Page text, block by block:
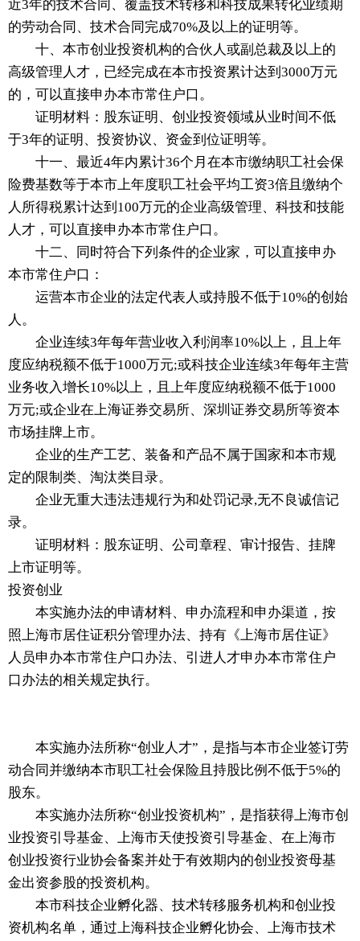
近3年的技术合同、覆盖技术转移和科技成果转化业绩期
的劳动合同、技术合同完成70%及以上的证明等。
十、本市创业投资机构的合伙人或副总裁及以上的
高级管理人才，已经完成在本市投资累计达到3000万元
的，可以直接申办本市常住户口。
证明材料：股东证明、创业投资领域从业时间不低
于3年的证明、投资协议、资金到位证明等。
十一、最近4年内累计36个月在本市缴纳职工社会保
险费基数等于本市上年度职工社会平均工资3倍且缴纳个
人所得税累计达到100万元的企业高级管理、科技和技能
人才，可以直接申办本市常住户口。
十二、同时符合下列条件的企业家，可以直接申办
本市常住户口：
运营本市企业的法定代表人或持股不低于10%的创始
人。
企业连续3年每年营业收入利润率10%以上，且上年
度应纳税额不低于1000万元;或科技企业连续3年每年主营
业务收入增长10%以上，且上年度应纳税额不低于1000
万元;或企业在上海证券交易所、深圳证券交易所等资本
市场挂牌上市。
企业的生产工艺、装备和产品不属于国家和本市规
定的限制类、淘汰类目录。
企业无重大违法违规行为和处罚记录,无不良诚信记
录。
证明材料：股东证明、公司章程、审计报告、挂牌
上市证明等。
投资创业
本实施办法的申请材料、申办流程和申办渠道，按
照上海市居住证积分管理办法、持有《上海市居住证》
人员申办本市常住户口办法、引进人才申办本市常住户
口办法的相关规定执行。
本实施办法所称“创业人才”，是指与本市企业签订劳
动合同并缴纳本市职工社会保险且持股比例不低于5%的
股东。
本实施办法所称“创业投资机构”，是指获得上海市创
业投资引导基金、上海市天使投资引导基金、在上海市
创业投资行业协会备案并处于有效期内的创业投资母基
金出资参股的投资机构。
本市科技企业孵化器、技术转移服务机构和创业投
资机构名单，通过上海科技企业孵化协会、上海市技术